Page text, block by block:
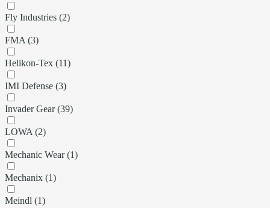
Fly Industries (2)
FMA (3)
Helikon-Tex (11)
IMI Defense (3)
Invader Gear (39)
LOWA (2)
Mechanic Wear (1)
Mechanix (1)
Meindl (1)